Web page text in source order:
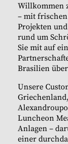
Willkommen
– mit
Projekten
rund um
Sie mit auf
Brasilien
Unsere
Luncheon
Anlagen –
einer